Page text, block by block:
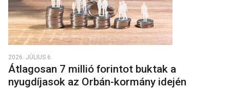
2026. JÚLIUS 6.
Átlagosan 7 millió forintot buktak a
nyugdíjasok az Orbán-kormány idején